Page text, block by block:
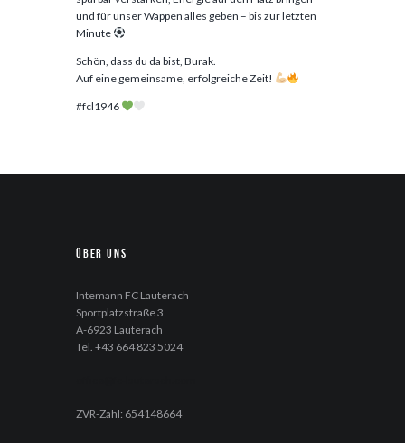
und für unser Wappen alles geben – bis zur letzten
Minute
Schön, dass du da bist, Burak.
Auf eine gemeinsame, erfolgreiche Zeit!
#fcl1946
Über uns
Intemann FC Lauterach
Sportplatzstraße 3
A-6923 Lauterach
Tel. +43 664 823 5024
ZVR-Zahl: 654148664